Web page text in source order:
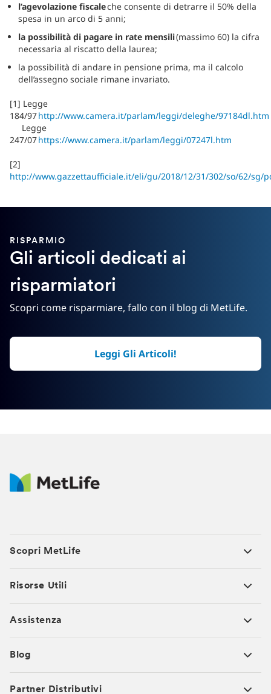
l’agevolazione fiscaleche consente di detrarre il 50% della
spesa in un arco di 5 anni;
la possibilità di pagare in rate mensili(massimo 60) la cifra
necessaria al riscatto della laurea;
la possibilità di andare in pensione prima, ma il calcolo
dell’assegno sociale rimane invariato.
[1] Legge
184/97http://www.camera.it/parlam/leggi/deleghe/
Legge
247/07https://www.camera.it/parlam/leggi/07247l.htm
[2]
http://www.gazzettaufficiale.it/eli/gu/2018/12/31/302/so/62/sg/
RISPARMIO
Gli articoli dedicati ai
risparmiatori
Scopri come risparmiare, fallo con il blog di MetLife.
Leggi Gli Articoli!
Scopri MetLife
Risorse Utili
Assistenza
Blog
Partner Distributivi